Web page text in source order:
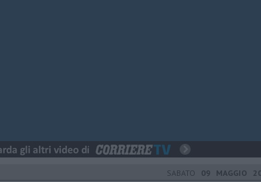
SABATO 09 MAGGIO